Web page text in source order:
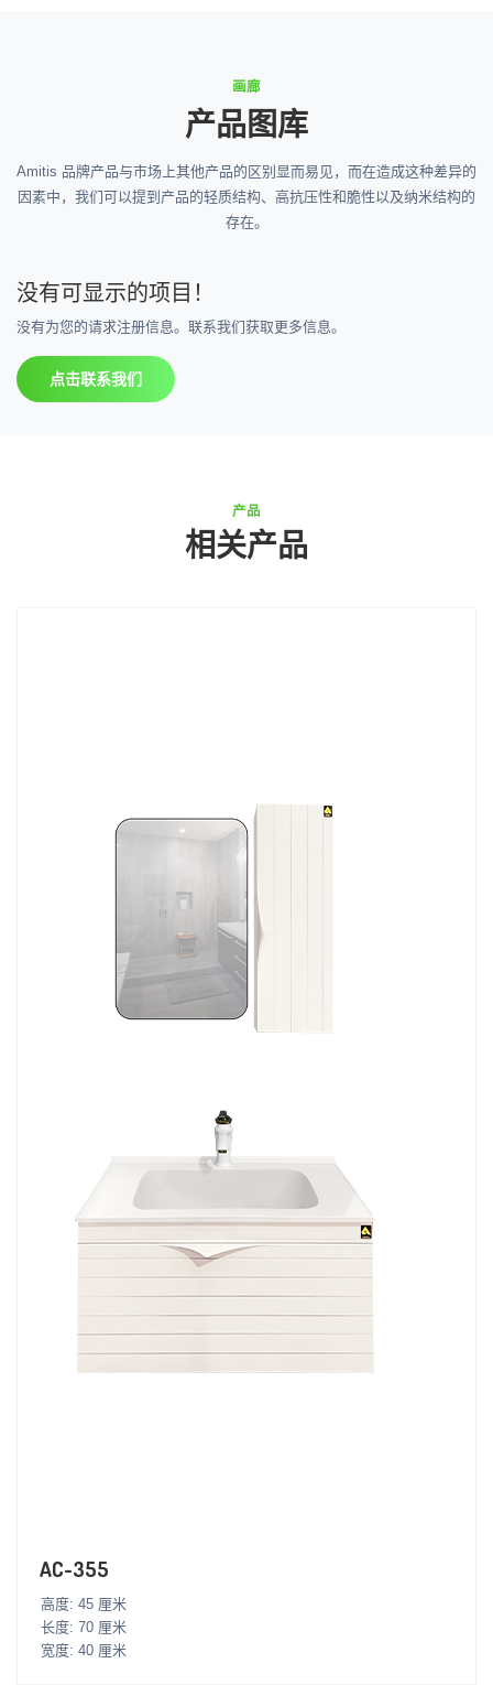
画廊
产品图库
Amitis 品牌产品与市场上其他产品的区别显而易见，而在造成这种差异的
因素中，我们可以提到产品的轻质结构、高抗压性和脆性以及纳米结构的
存在。
没有可显示的项目！
没有为您的请求注册信息。联系我们获取更多信息。
点击联系我们
产品
相关产品
AC-355
高度: 45 厘米
长度: 70 厘米
宽度: 40 厘米